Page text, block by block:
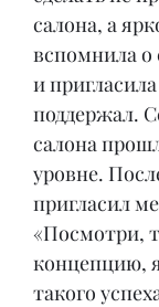
салона, а
вспомнила о
и
поддержал.
салона
уровне.
пригласил
«Посмотри,
концепцию,
такого